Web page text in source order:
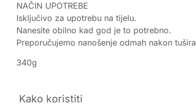
NAČIN UPOTREBE
Isključivo za upotrebu na tijelu.
Nanesite obilno kad god je to potrebno.
Preporučujemo nanošenje odmah nakon
340g
Kako koristiti